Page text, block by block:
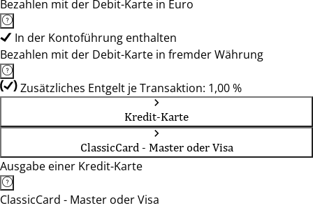
Bezahlen mit der Debit-Karte in Euro
In der Kontoführung enthalten
Bezahlen mit der Debit-Karte in fremder Währung
Zusätzliches Entgelt je Transaktion: 1,00 %
Kredit-Karte
ClassicCard - Master oder Visa
Ausgabe einer Kredit-Karte
ClassicCard - Master oder Visa